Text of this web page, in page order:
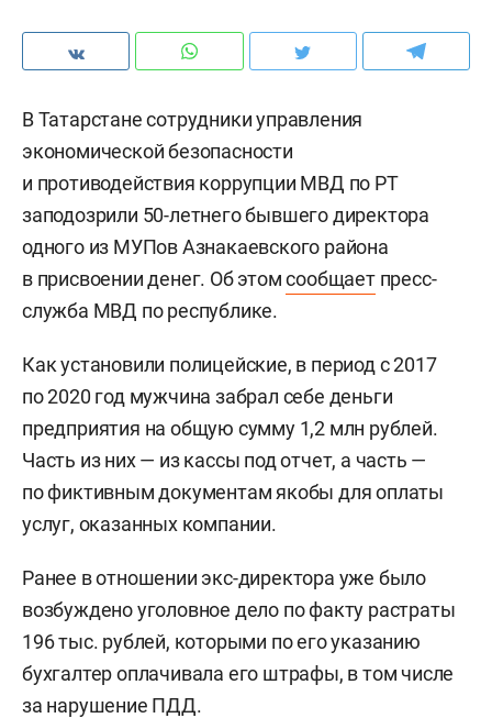
В Татарстане сотрудники управления
экономической безопасности
и противодействия коррупции МВД по РТ
заподозрили 50-летнего бывшего директора
одного из МУПов Азнакаевского района
в присвоении денег. Об этомсообщаетпресс-
служба МВД по республике.
Как установили полицейские, в период с 2017
по 2020 год мужчина забрал себе деньги
предприятия на общую сумму 1,2 млн рублей.
Часть из них — из кассы под отчет, а часть —
по фиктивным документам якобы для оплаты
услуг, оказанных компании.
Ранее в отношении экс-директора уже было
возбуждено уголовное дело по факту растраты
196 тыс. рублей, которыми по его указанию
бухгалтер оплачивала его штрафы, в том числе
за нарушение ПДД.